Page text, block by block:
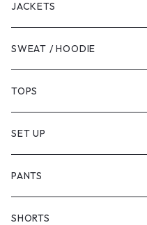
JACKETS
SWEAT / HOODIE
TOPS
SET UP
PANTS
SHORTS